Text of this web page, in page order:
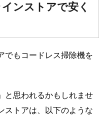
ンストアで安く
でもコードレス掃除機を
と思われるかもしれませ
ストアは、以下のような